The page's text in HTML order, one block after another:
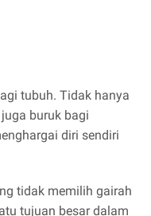
tubuh. Tidak hanya
buruk bagi
diri sendiri
tidak memilih gairah
tujuan besar dalam